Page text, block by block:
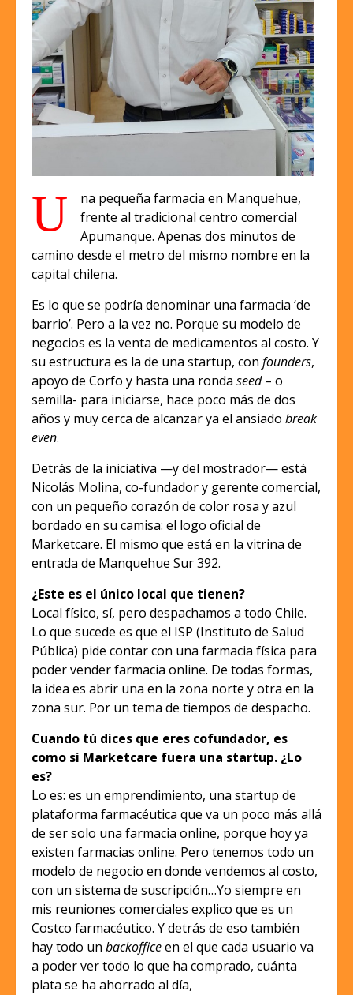
U
na pequeña farmacia en Manquehue,
frente al tradicional centro comercial
Apumanque. Apenas dos minutos de
camino desde el metro del mismo nombre en la
capital chilena.
Es lo que se podría denominar una farmacia ‘de
barrio’. Pero a la vez no. Porque su modelo de
negocios es la venta de medicamentos al costo. Y
su estructura es la de una startup, con founders,
apoyo de Corfo y hasta una ronda seed– o
semilla- para iniciarse, hace poco más de dos
años y muy cerca de alcanzar ya el ansiado break
even.
Detrás de la iniciativa —y del mostrador— está
Nicolás Molina, co-fundador y gerente comercial,
con un pequeño corazón de color rosa y azul
bordado en su camisa: el logo oficial de
Marketcare. El mismo que está en la vitrina de
entrada de Manquehue Sur 392.
¿Este es el único local que tienen?
Local físico, sí, pero despachamos a todo Chile.
Lo que sucede es que el ISP (Instituto de Salud
Pública) pide contar con una farmacia física para
poder vender farmacia online. De todas formas,
la idea es abrir una en la zona norte y otra en la
zona sur. Por un tema de tiempos de despacho.
Cuando tú dices que eres cofundador, es
como si Marketcare fuera una startup. ¿Lo
es?
Lo es: es un emprendimiento, una startup de
plataforma farmacéutica que va un poco más allá
de ser solo una farmacia online, porque hoy ya
existen farmacias online. Pero tenemos todo un
modelo de negocio en donde vendemos al costo,
con un sistema de suscripción…Yo siempre en
mis reuniones comerciales explico que es un
Costco farmacéutico. Y detrás de eso también
hay todo un backofficeen el que cada usuario va
a poder ver todo lo que ha comprado, cuánta
plata se ha ahorrado al día,